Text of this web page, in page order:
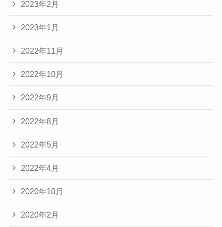
2023年2月
2023年1月
2022年11月
2022年10月
2022年9月
2022年8月
2022年5月
2022年4月
2020年10月
2020年2月